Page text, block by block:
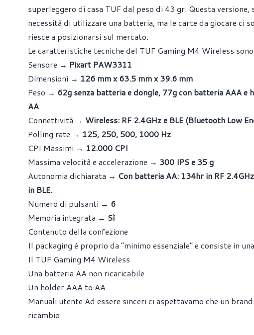
superleggero di casa TUF dal peso di 43 gr. Questa
necessità di utilizzare una batteria, ma le carte da giocare ci
riesce a posizionarsi sul mercato.
Le caratteristiche tecniche del TUF Gaming M4 Wireless
Sensore → Pixart PAW3311
Dimensioni → 126 mm x 63.5 mm x 39.6 mm
Peso → 62g senza batteria e dongle, 77g con batteria AAA
AA
Connettività → Wireless: RF 2.4GHz e BLE (Bluetooth Low
Polling rate → 125, 250, 500, 1000 Hz
CPI Massimi → 12.000 CPI
Massima velocità e accelerazione → 300 IPS e 35 g
Autonomia dichiarata → Con batteria AA: 134hr in RF
in BLE.
Numero di pulsanti → 6
Memoria integrata → Sì
Contenuto della confezione
Il packaging è proprio da “minimo essenziale” e consiste in
Il TUF Gaming M4 Wireless
Una batteria AA non ricaricabile
Un holder AAA to AA
Manuali utente Ad essere sinceri ci aspettavamo che un
ricambio.